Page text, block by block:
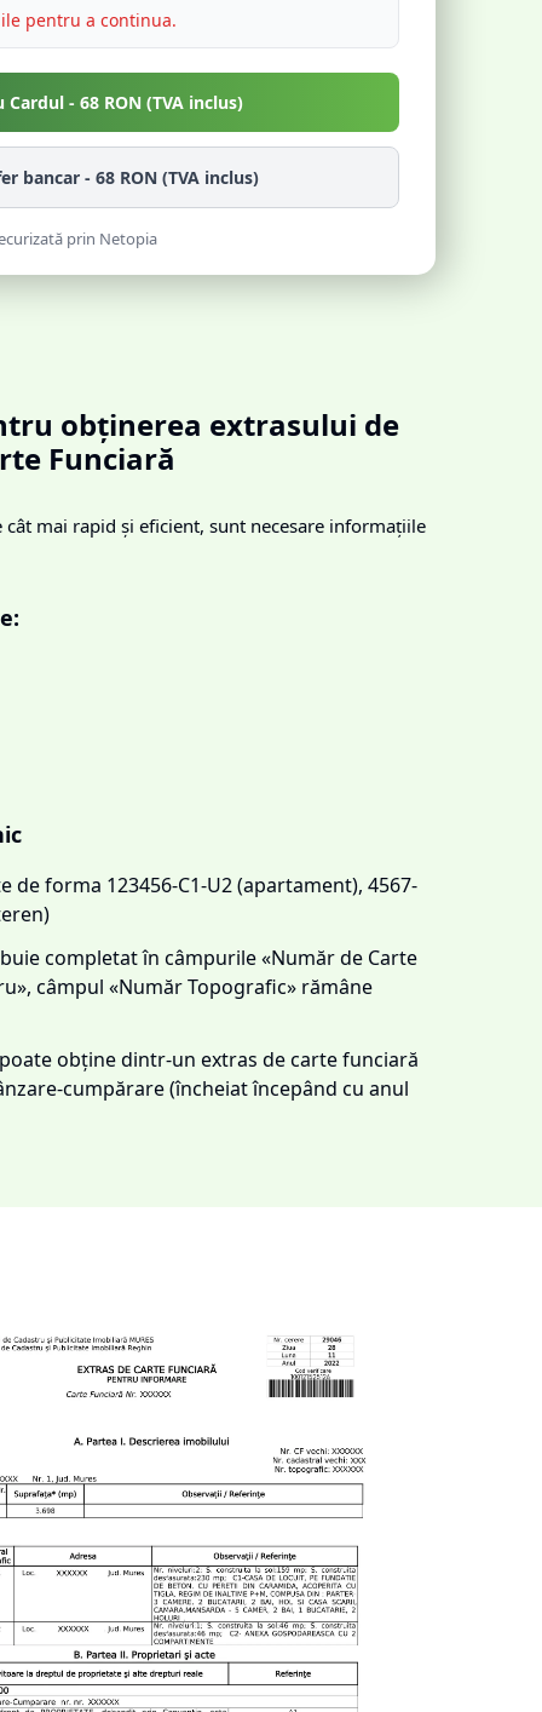
pentru a continua.
Cardul - 68 RON (TVA inclus)
bancar - 68 RON (TVA inclus)
prin Netopia
obținerea extrasului de
Funciară
cât mai rapid și eficient, sunt necesare informațiile
forma 123456-C1-U2 (apartament), 4567-
completat în câmpurile «Număr de Carte
câmpul «Număr Topografic» rămâne
obține dintr-un extras de carte funciară
cumpărare (încheiat începând cu anul